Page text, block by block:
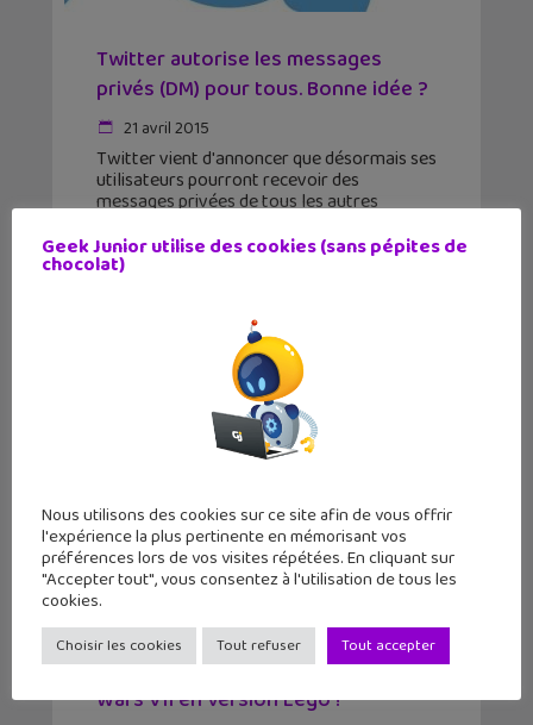
Twitter autorise les messages
privés (DM) pour tous. Bonne idée ?
21 avril 2015
Twitter vient d'annoncer que désormais ses
utilisateurs pourront recevoir des
messages privées de tous les autres
Comment configurer cette option ? On
vous dit tout. Twitter vient de faire
Découvre la bande-annonce de Star
Wars VII en version Lego !
Geek Junior utilise des cookies (sans pépites de
chocolat)
Nous utilisons des cookies sur ce site afin de vous offrir
l'expérience la plus pertinente en mémorisant vos
préférences lors de vos visites répétées. En cliquant sur
"Accepter tout", vous consentez à l'utilisation de tous les
cookies.
Choisir les cookies Tout refuser Tout accepter